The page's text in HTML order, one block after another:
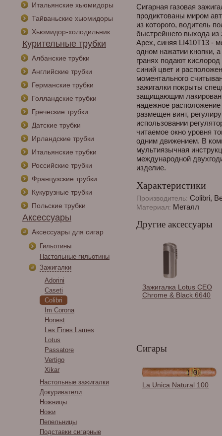
Итальянские хьюмидоры
Тайваньские хьюмидоры
Хьюмидор-холодильник
Курительные трубки
Албанские трубки
Английские трубки
Германские трубки
Голландские трубки
Греческие трубки
Датские трубки
Ирландские трубки
Итальянские трубки
Российские трубки
Французские трубки
Кукурузные трубки
Польские трубки
Аксессуары
Аксессуары для сигар
Гильотины
Настольные гильотины
Зажигалки
Adorini
Caseti
Colibri
Im Corona
Honest
Les Fines Lames
Lotus
Passatore
Vertigo
Xikar
Настольные зажигалки
Докуриватели
Ножницы
Ножи
Пепельницы
Подставки сигарные
Сигарная газовая
продиктованы миром
из которого, водитель
быстрейшего выхода из
Apex, синяя LI410T13 -
одном нажатии кнопки,
гранях подают
синий цвет и
моментального
зажигалки покрыты
защищающим
надежное расположение
размещен винт,
использовании
читаемое окно уровня
одним движением. В
мультиязычная
международной
изделие.
Характеристики
Производитель: Colibri,
Материал: Металл
Другие аксессуары
Зажигалка Lotus CEO
Chrome & Black 6640
Футляр Viva Cuba
Сигары
La Unica Natural 100